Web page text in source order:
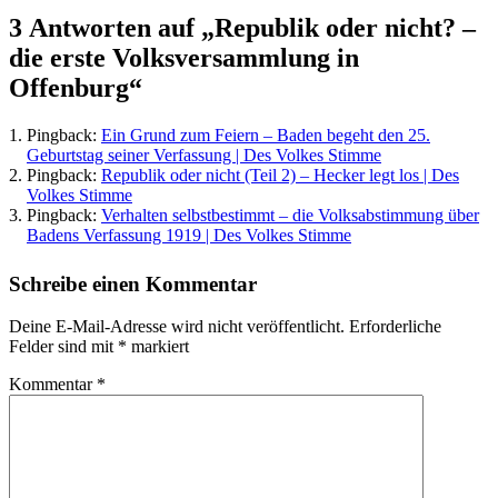
3 Antworten auf „Republik oder nicht? –
die erste Volksversammlung in
Offenburg“
Pingback: Ein Grund zum Feiern – Baden begeht den 25.
Geburtstag seiner Verfassung | Des Volkes Stimme
Pingback: Republik oder nicht (Teil 2) – Hecker legt los | Des
Volkes Stimme
Pingback: Verhalten selbstbestimmt – die Volksabstimmung über
Badens Verfassung 1919 | Des Volkes Stimme
Schreibe einen Kommentar
Deine E-Mail-Adresse wird nicht veröffentlicht. Erforderliche
Felder sind mit * markiert
Kommentar *